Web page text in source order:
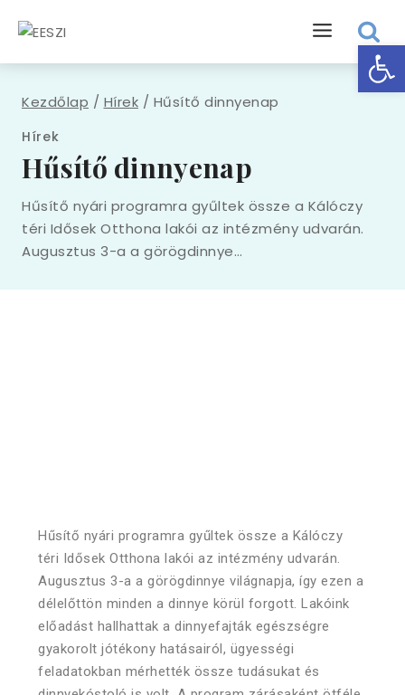
Kezdőlap / Hírek / Hűsítő dinnyenap
Hírek
Hűsítő dinnyenap
Hűsítő nyári programra gyűltek össze a Kálóczy
téri Idősek Otthona lakói az intézmény udvarán.
Augusztus 3-a a görögdinnye…
Hűsítő nyári programra gyűltek össze a Kálóczy
téri Idősek Otthona lakói az intézmény udvarán.
Augusztus 3-a a görögdinnye világnapja, így ezen a
délelőttön minden a dinnye körül forgott. Lakóink
előadást hallhattak a dinnyefajták egészségre
gyakorolt jótékony hatásairól, ügyességi
feladatokban mérhették össze tudásukat és